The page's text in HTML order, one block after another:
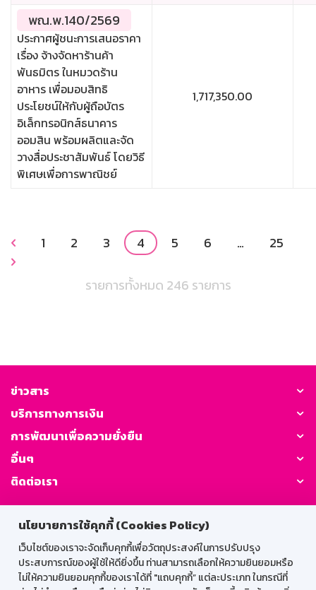
นโยบายการใช้คุกกี้ (Cookies Policy)
เว็บไซต์ของเราจะจัดเก็บคุกกี้เพื่อวัตถุประสงค์ในการปรับปรุง
ประสบการณ์ของผู้ใช้ให้ดียิ่งขึ้น ท่านสามารถเลือกให้ความยินยอมหรือ
ไม่ให้ความยินยอมคุกกี้ของเราได้ที่ "แถบคุกกี้” แต่ละประเภท ในกรณีที่
พณ.พ.140/2569
ประกาศผู้ชนะการเสนอราคา
เรื่อง จ้างจัดหาร้านค้า
พันธมิตร ในหมวดร้าน
อาหาร เพื่อมอบสิทธิ
ประโยชน์ให้กับผู้ถือบัตร
อิเล็กทรอนิกส์ธนาคาร
ออมสิน พร้อมผลิตและจัด
วางสื่อประชาสัมพันธ์ โดยวิธี
พิเศษเพื่อการพาณิชย์
1,717,350.00
 1 2 3 4 5 6 … 25

รายการทั้งหมด 246 รายการ
ข่าวสาร
บริการทางการเงิน
การพัฒนาเพื่อความยั่งยืน
อื่นๆ
ติดต่อเรา
GSB Society:
สำหรับพนักงาน